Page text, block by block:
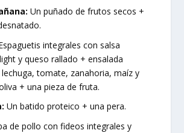
Un puñado de frutos secos +
integrales con salsa
y queso rallado + ensalada
tomate, zanahoria, maíz y
+ una pieza de fruta.
Un batido proteico + una pera.
de pollo con fideos integrales y